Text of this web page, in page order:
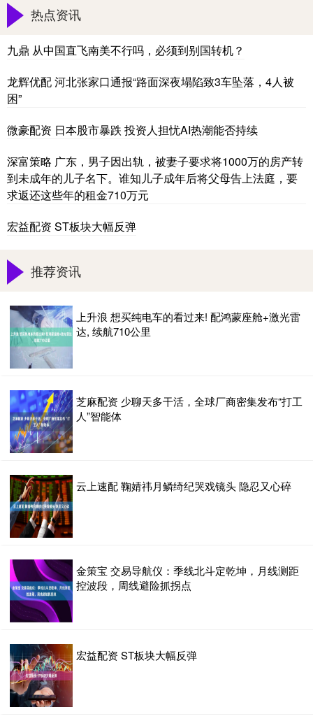
热点资讯
九鼎 从中国直飞南美不行吗，必须到别国转机？
龙辉优配 河北张家口通报“路面深夜塌陷致3车坠落，4人被
困”
微豪配资 日本股市暴跌 投资人担忧AI热潮能否持续
深富策略 广东，男子因出轨，被妻子要求将1000万的房产转
到未成年的儿子名下。谁知儿子成年后将父母告上法庭，要
求返还这些年的租金710万元
宏益配资 ST板块大幅反弹
推荐资讯
上升浪 想买纯电车的看过来! 配鸿蒙座舱+激光雷
达, 续航710公里
芝麻配资 少聊天多干活，全球厂商密集发布“打工
人”智能体
云上速配 鞠婧祎月鳞绮纪哭戏镜头 隐忍又心碎
金策宝 交易导航仪：季线北斗定乾坤，月线测距
控波段，周线避险抓拐点
宏益配资 ST板块大幅反弹